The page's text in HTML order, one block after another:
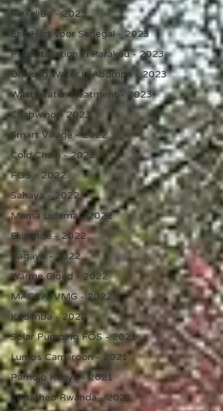
KinkeliBa - 2023
Een Hart voor Senegal - 2023
PV Installation in Parakou - 2023
Drinking Water in Abompe - 2023
Wastewater Treatment - 2023
Chabwino - 2023
Smart Village - 2022
Cold Chain - 2022
FOS - 2022
Sahaya - 2022
Mama Lufuma - 2022
Ekisande - 2022
Bagaya - 2022
Warme Gloed - 2022
MACCA+VMG - 2022
Kudimba - 2022
Solar Pumping FOS - 2021
Lumos Cameroon - 2021
Pamojo Kenya - 2021
Zilipatheo Rwanda - 2021